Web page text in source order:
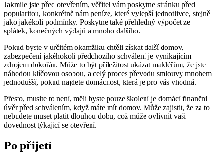
Jakmile jste před otevřením, věřitel vám poskytne stránku před
popularitou, konkrétně nám peníze, které vylepší jednotlivce, stejně
jako jakékoli podmínky. Poskytne také přehledný výpočet ze
splátek, konečných výdajů a mnoho dalšího.
Pokud byste v určitém okamžiku chtěli získat další domov,
zabezpečení jakéhokoli předchozího schválení je vynikajícím
zdrojem dokořán. Může to být příležitost ukázat makléřům, že jste
náhodou klíčovou osobou, a celý proces převodu smlouvy mnohem
jednodušší, pokud najdete domácnost, která je pro vás vhodná.
Přesto, musíte to není, měli byste pouze školení je domácí finanční
úvěr před schválením, když máte mít domov. Může zajistit, že za to
nebudete muset platit dlouhou dobu, což může ovlivnit vaši
dovednost týkající se otevření.
Po přijetí